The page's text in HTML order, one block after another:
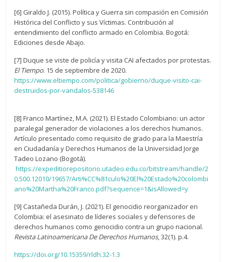
[6] Giraldo J. (2015). Política y Guerra sin compasión en Comisión
Histórica del Conflicto y sus Víctimas. Contribución al
entendimiento del conflicto armado en Colombia. Bogotá:
Ediciones desde Abajo.
[7] Duque se viste de policía y visita CAI afectados por protestas.
El Tiempo. 15 de septiembre de 2020.
https://www.eltiempo.com/politica/gobierno/duque-visito-cai-
destruidos-por-vandalos-538146
[8] Franco Martínez, M.A. (2021). El Estado Colombiano: un actor
paralegal generador de violaciones a los derechos humanos.
Artículo presentado como requisito de grado para la Maestría
en Ciudadanía y Derechos Humanos de la Universidad Jorge
Tadeo Lozano (Bogotá).
https://expeditiorepositorio.utadeo.edu.co/bitstream/handle/2
0.500.12010/19657/Arti%CC%81culo%20El%20Estado%20colombi
ano%20Martha%20Franco.pdf?sequence=1&isAllowed=y
[9] Castañeda Durán, J. (2021). El genocidio reorganizador en
Colombia: el asesinato de líderes sociales y defensores de
derechos humanos como genocidio contra un grupo nacional.
Revista Latinoamericana De Derechos Humanos, 32(1). p.4.
https://doi.org/10.15359/rldh.32-1.3